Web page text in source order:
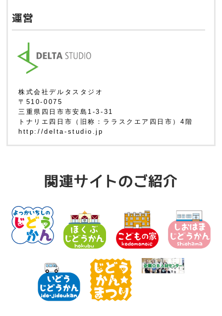
運営
株式会社デルタスタジオ
〒510-0075
三重県四日市市安島1-3-31
トナリエ四日市（旧称：ララスクエア四日市）4階
http://delta-studio.jp
関連サイトのご紹介